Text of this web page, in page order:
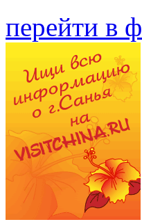
перейти в